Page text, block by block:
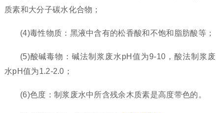
质素和大分子碳水化合物；
(4)毒性物质：黑液中含有的松香酸和不饱和脂肪酸等；
(5)酸碱毒物：碱法制浆废水pH值为9-10，酸法制浆废
水pH值为1.2-2.0；
(6)色度：制浆废水中所含残余木质素是高度带色的。